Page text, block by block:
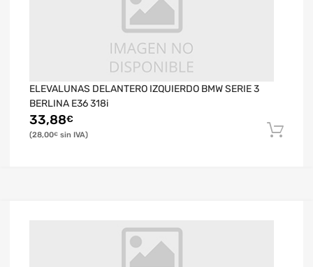
ELEVALUNAS DELANTERO IZQUIERDO BMW SERIE 3
BERLINA E36 318i
33,88€
28,00€